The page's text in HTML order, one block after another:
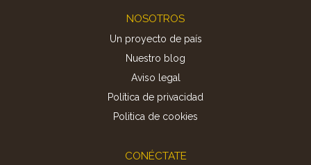
NOSOTROS
Un proyecto de país
Nuestro blog
Aviso legal
Política de privacidad
Politica de cookies
CONÉCTATE